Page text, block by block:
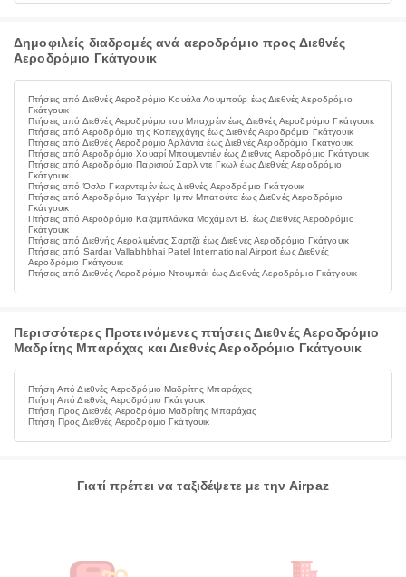
Δημοφιλείς διαδρομές ανά αεροδρόμιο προς Διεθνές
Αεροδρόμιο Γκάτγουικ
Πτήσεις από Διεθνές Αεροδρόμιο Κουάλα Λουμπούρ έως Διεθνές Αεροδρόμιο
Γκάτγουικ
Πτήσεις από Διεθνές Αεροδρόμιο του Μπαχρέιν έως Διεθνές Αεροδρόμιο Γκάτγουικ
Πτήσεις από Αεροδρόμιο της Κοπεγχάγης έως Διεθνές Αεροδρόμιο Γκάτγουικ
Πτήσεις από Διεθνές Αεροδρόμιο Αρλάντα έως Διεθνές Αεροδρόμιο Γκάτγουικ
Πτήσεις από Αεροδρόμιο Χουαρί Μπουμεντιέν έως Διεθνές Αεροδρόμιο Γκάτγουικ
Πτήσεις από Αεροδρόμιο Παρισιού Σαρλ ντε Γκωλ έως Διεθνές Αεροδρόμιο
Γκάτγουικ
Πτήσεις από Όσλο Γκαρντεμέν έως Διεθνές Αεροδρόμιο Γκάτγουικ
Πτήσεις από Αεροδρόμιο Ταγγέρη Ιμπν Μπατούτα έως Διεθνές Αεροδρόμιο
Γκάτγουικ
Πτήσεις από Αεροδρόμιο Καζαμπλάνκα Μοχάμεντ Β. έως Διεθνές Αεροδρόμιο
Γκάτγουικ
Πτήσεις από Διεθνής Αερολιμένας Σαρτζά έως Διεθνές Αεροδρόμιο Γκάτγουικ
Πτήσεις από Sardar Vallabhbhai Patel International Airport έως Διεθνές
Αεροδρόμιο Γκάτγουικ
Πτήσεις από Διεθνές Αεροδρόμιο Ντουμπάι έως Διεθνές Αεροδρόμιο Γκάτγουικ
Περισσότερες Προτεινόμενες πτήσεις Διεθνές Αεροδρόμιο
Μαδρίτης Μπαράχας και Διεθνές Αεροδρόμιο Γκάτγουικ
Πτήση Από Διεθνές Αεροδρόμιο Μαδρίτης Μπαράχας
Πτήση Από Διεθνές Αεροδρόμιο Γκάτγουικ
Πτήση Προς Διεθνές Αεροδρόμιο Μαδρίτης Μπαράχας
Πτήση Προς Διεθνές Αεροδρόμιο Γκάτγουικ
Γιατί πρέπει να ταξιδέψετε με την Airpaz